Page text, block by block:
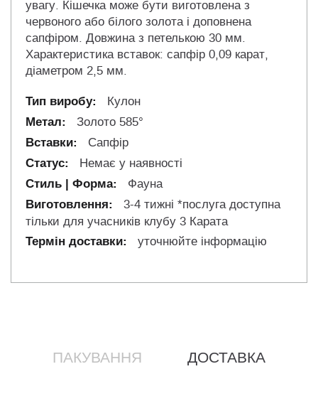
увагу. Кішечка може бути виготовлена ​​з
червоного або білого золота і доповнена
сапфіром. Довжина з петелькою 30 мм.
Характеристика вставок: сапфір 0,09 карат,
діаметром 2,5 мм.
Кулон
Золото 585°
Сапфір
Немає у наявності
Фауна
3-4 тижні *послуга доступна
тільки для учасників клубу 3 Карата
уточнюйте інформацію
ПАКУВАННЯ ДОСТАВКА